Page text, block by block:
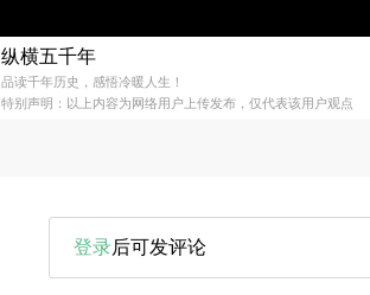
纵横五千年
品读千年历史，感悟冷暖人生！
特别声明：以上内容为网络用户上传发布，仅代表该用户观点
登录后可发评论